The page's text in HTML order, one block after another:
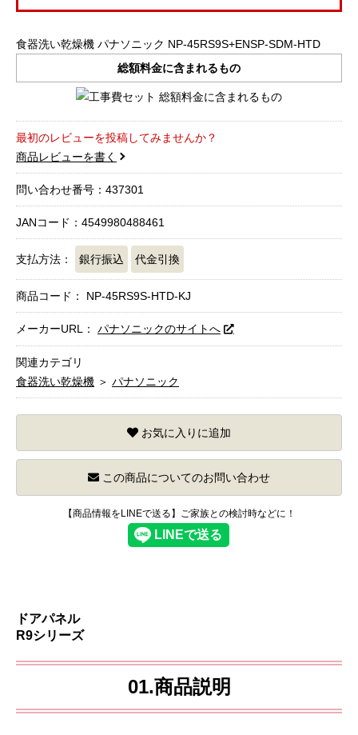
食器洗い乾燥機 パナソニック NP-45RS9S+ENSP-SDM-HTD
総額料金に含まれるもの
最初のレビューを投稿してみませんか？
商品レビューを書く
問い合わせ番号：437301
JANコード：4549980488461
支払方法： 銀行振込 代金引換
商品コード： NP-45RS9S-HTD-KJ
メーカーURL： パナソニックのサイトへ
関連カテゴリ
食器洗い乾燥機 ＞ パナソニック
お気に入りに追加
この商品についてのお問い合わせ
【商品情報をLINEで送る】ご家族との検討時などに！
ドアパネル
R9シリーズ
01.商品説明